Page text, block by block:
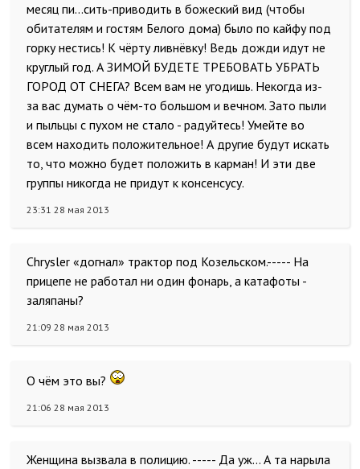
месяц пи...сить-приводить в божеский вид (чтобы
обитателям и гостям Белого дома) было по кайфу под
горку нестись! К чёрту ливнёвку! Ведь дожди идут не
круглый год. А ЗИМОЙ БУДЕТЕ ТРЕБОВАТЬ УБРАТЬ
ГОРОД ОТ СНЕГА? Всем вам не угодишь. Некогда из-
за вас думать о чём-то большом и вечном. Зато пыли
и пыльцы с пухом не стало - радуйтесь! Умейте во
всем находить положительное! А другие будут искать
то, что можно будет положить в карман! И эти две
группы никогда не придут к консенсусу.
23:31 28 мая 2013
Chrysler «догнал» трактор под Козельском.----- На
прицепе не работал ни один фонарь, а катафоты -
заляпаны?
21:09 28 мая 2013
О чём это вы?
21:06 28 мая 2013
Женщина вызвала в полицию. ----- Да уж... А та нарыла